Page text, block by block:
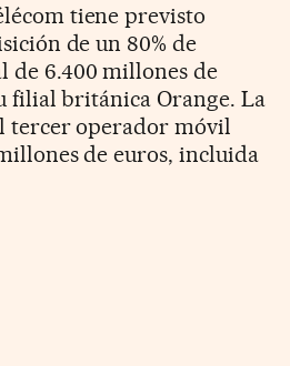
tiene previsto
de un 80% de
de 6.400 millones de
filial británica Orange. La
tercer operador móvil
de euros, incluida